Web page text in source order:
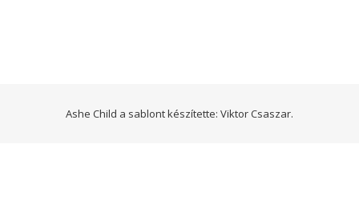
Ashe Child a sablont készítette: Viktor Csaszar.